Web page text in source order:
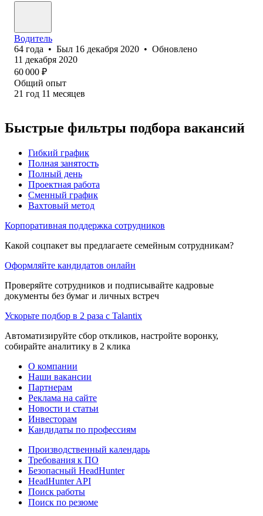
Водитель
64 года • Был 16 декабря 2020 • Обновлено
11 декабря 2020
60 000 ₽
Общий опыт
21 год 11 месяцев
Быстрые фильтры подбора вакансий
Гибкий график
Полная занятость
Полный день
Проектная работа
Сменный график
Вахтовый метод
Корпоративная поддержка сотрудников
Какой соцпакет вы предлагаете семейным сотрудникам?
Оформляйте кандидатов онлайн
Проверяйте сотрудников и подписывайте кадровые
документы без бумаг и личных встреч
Ускорьте подбор в 2 раза с Talantix
Автоматизируйте сбор откликов, настройте воронку,
собирайте аналитику в 2 клика
О компании
Наши вакансии
Партнерам
Реклама на сайте
Новости и статьи
Инвесторам
Кандидаты по профессиям
Производственный календарь
Требования к ПО
Безопасный HeadHunter
HeadHunter API
Поиск работы
Поиск по резюме